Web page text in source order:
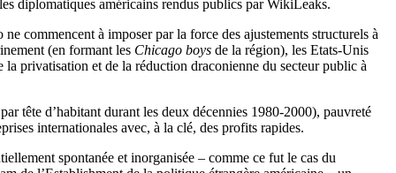
diplomatiques américains rendus publics par WikiLeaks.
commencent à imposer par la force des ajustements structurels à
(en formant les Chicago boys de la région), les Etats-Unis
privatisation et de la réduction draconienne du secteur public à
tête d’habitant durant les deux décennies 1980-2000), pauvreté
internationales avec, à la clé, des profits rapides.
spontanée et inorganisée – comme ce fut le cas du